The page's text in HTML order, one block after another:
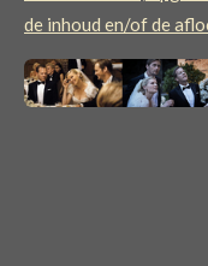
de inhoud en/of de